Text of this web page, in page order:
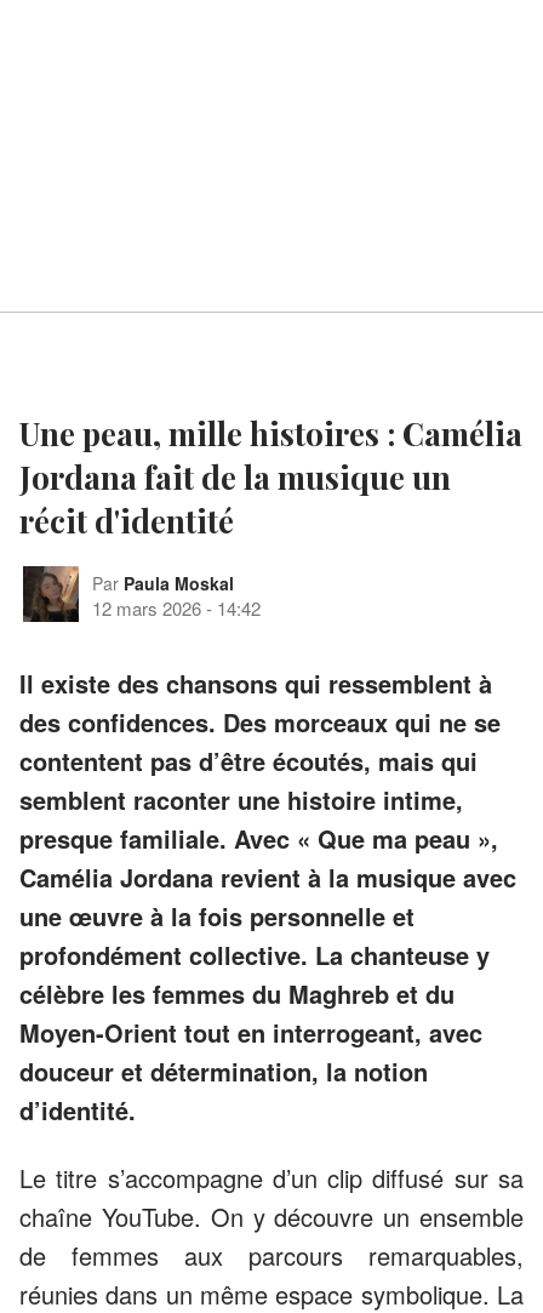
Une peau, mille histoires : Camélia
Jordana fait de la musique un
récit d'identité
Par Paula Moskal
12 mars 2026- 14:42
Il existe des chansons qui ressemblent à
des confidences. Des morceaux qui ne se
contentent pas d’être écoutés, mais qui
semblent raconter une histoire intime,
presque familiale. Avec « Que ma peau »,
Camélia Jordana revient à la musique avec
une œuvre à la fois personnelle et
profondément collective. La chanteuse y
célèbre les femmes du Maghreb et du
Moyen-Orient tout en interrogeant, avec
douceur et détermination, la notion
d’identité.
Le titre s’accompagne d’un clip diffusé sur sa
chaîne YouTube. On y découvre un ensemble
de femmes aux parcours remarquables,
réunies dans un même espace symbolique. La